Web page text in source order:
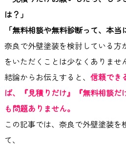
は？」
「無料相談や無料診断って、本当
奈良で外壁塗装を検討している方
をいただくことは少なくありませ
結論からお伝えすると、 信頼でき
ば、『見積りだけ』『無料相談だ
も問題ありません。
この記事では、奈良で外壁塗装を
て、